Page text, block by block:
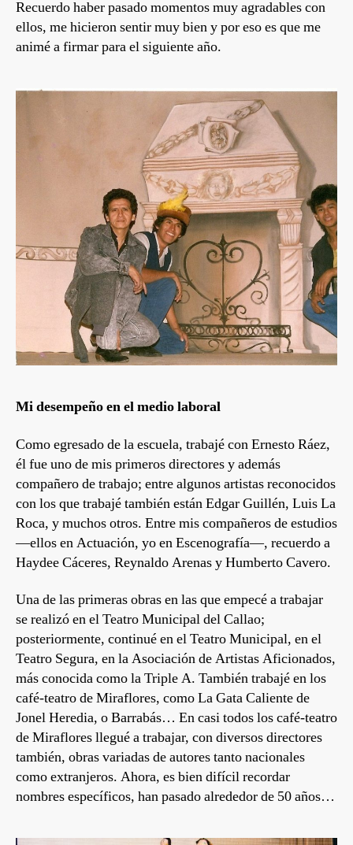
Recuerdo haber pasado momentos muy agradables con
ellos, me hicieron sentir muy bien y por eso es que me
animé a firmar para el siguiente año.
Mi desempeño en el medio laboral
Como egresado de la escuela, trabajé con Ernesto Ráez,
él fue uno de mis primeros directores y además
compañero de trabajo; entre algunos artistas reconocidos
con los que trabajé también están Edgar Guillén, Luis La
Roca, y muchos otros. Entre mis compañeros de estudios
—ellos en Actuación, yo en Escenografía—, recuerdo a
Haydee Cáceres, Reynaldo Arenas y Humberto Cavero.
Una de las primeras obras en las que empecé a trabajar
se realizó en el Teatro Municipal del Callao;
posteriormente, continué en el Teatro Municipal, en el
Teatro Segura, en la Asociación de Artistas Aficionados,
más conocida como la Triple A. También trabajé en los
café-teatro de Miraflores, como La Gata Caliente de
Jonel Heredia, o Barrabás… En casi todos los café-teatro
de Miraflores llegué a trabajar, con diversos directores
también, obras variadas de autores tanto nacionales
como extranjeros. Ahora, es bien difícil recordar
nombres específicos, han pasado alrededor de 50 años…